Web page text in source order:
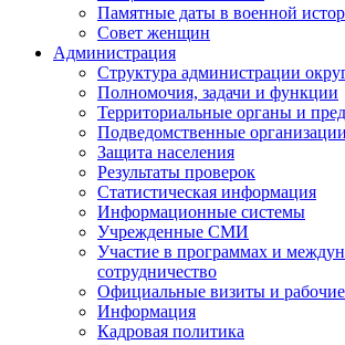
Памятные даты в военной
Совет женщин
Администрация
Структура администрации
Полномочия, задачи и функции
Территориальные органы и
Подведомственные организации
Защита населения
Результаты проверок
Статистическая информация
Информационные системы
Учрежденные СМИ
Участие в программах и
сотрудничество
Официальные визиты и рабочие
Информация
Кадровая политика